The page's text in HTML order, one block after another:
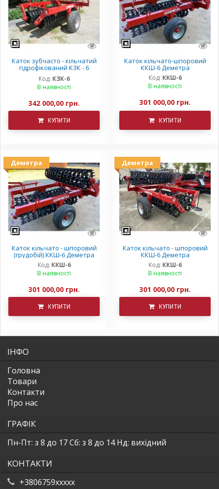
Каток зубчасто - кільчатий
гідрофікований КЗК - 6
Деметра
Код: КЗК-6
В наявності
342 000,00 грн.
КУПИТИ
Каток кільчато-шпоровий
ККШ-6 Деметра
Код: ККШ-6
В наявності
301 000,00 грн.
КУПИТИ
Деметра
Каток кільчато - шпоровий
(грудобій) ККШ-6 Деметра
Код: ККШ-6
В наявності
301 000,00 грн.
КУПИТИ
Деметра
Каток кільчато - шпоровий
ККШ-6 Деметра
Код: ККШ-6
В наявності
301 000,00 грн.
КУПИТИ
ІНФО
Головна
Товари
Контакти
Про нас
ГРАФІК
Пн-Пт: з 8 до 17Сб: з 8 до 14Нд: вихідний
КОНТАКТИ
+3806759xxxxx